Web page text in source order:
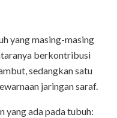
yang masing-masing
berkontribusi
sedangkan satu
jaringan saraf.
yang ada pada tubuh: